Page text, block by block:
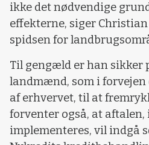
ikke det nødvendige
effekterne, siger
spidsen for
Til gengæld er han sikker
landmænd, som i
af erhvervet, til at
forventer også, at aftalen,
implementeres, vil indgå